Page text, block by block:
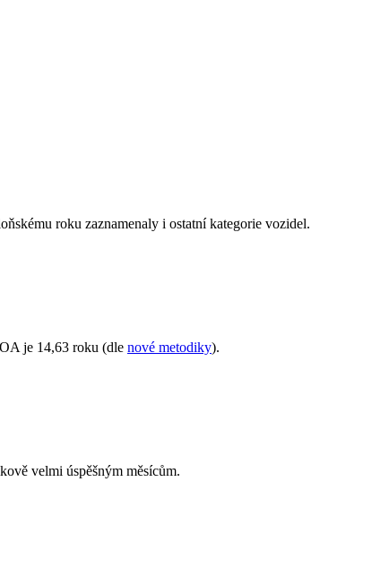
roku zaznamenaly i ostatní kategorie vozidel.
je 14,63 roku (dle nové metodiky).
velmi úspěšným měsícům.